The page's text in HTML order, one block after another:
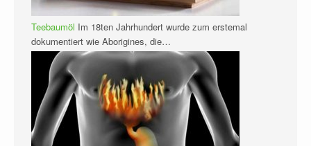
Teebaumöl Im 18ten Jahrhundert wurde zum erstemal
dokumentiert wie Aborigines, die…